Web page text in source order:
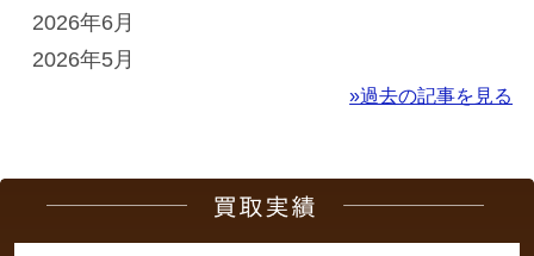
2026年6月
2026年5月
»過去の記事を見る